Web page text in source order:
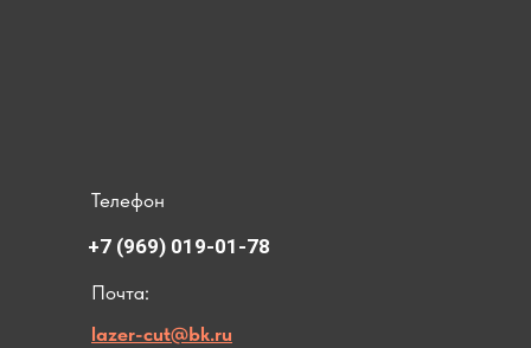
Почта:
lazer-cut@bk.ru
Телефон
+7 (969) 019-01-78